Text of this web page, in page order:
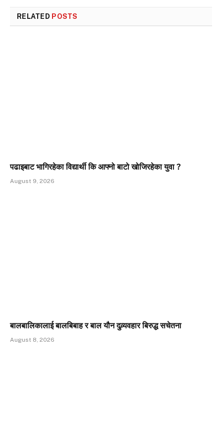
RELATED POSTS
पढाइबाट भागिरहेका विद्यार्थी कि आफ्नो बाटो खोजिरहेका युवा ?
August 9, 2026
बालबालिकालाई बालबिबाह र बाल यौन दुव्र्यवहार बिरुद्ध सचेतना
August 8, 2026